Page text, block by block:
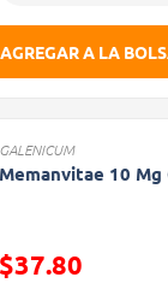
AGREGAR A LA
GALENICUM
Memanvitae 10 Mg
$37.80